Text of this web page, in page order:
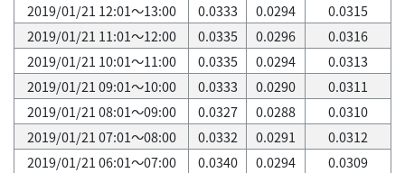
2019/01/21 12:01～13:00
0.0333 0.0294
0.0315
2019/01/21 11:01～12:00
0.0335 0.0296
0.0316
2019/01/21 10:01～11:00
0.0335 0.0294
0.0313
2019/01/21 09:01～10:00
0.0333 0.0290
0.0311
2019/01/21 08:01～09:00
0.0327 0.0288
0.0310
2019/01/21 07:01～08:00
0.0332 0.0291
0.0312
2019/01/21 06:01～07:00
0.0340 0.0294
0.0309